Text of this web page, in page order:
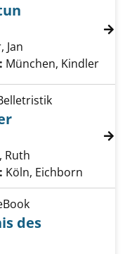
Kühn hat zu tun
Jan
München, Kindler
Zehntelbrüder
Ruth
Köln, Eichborn
des